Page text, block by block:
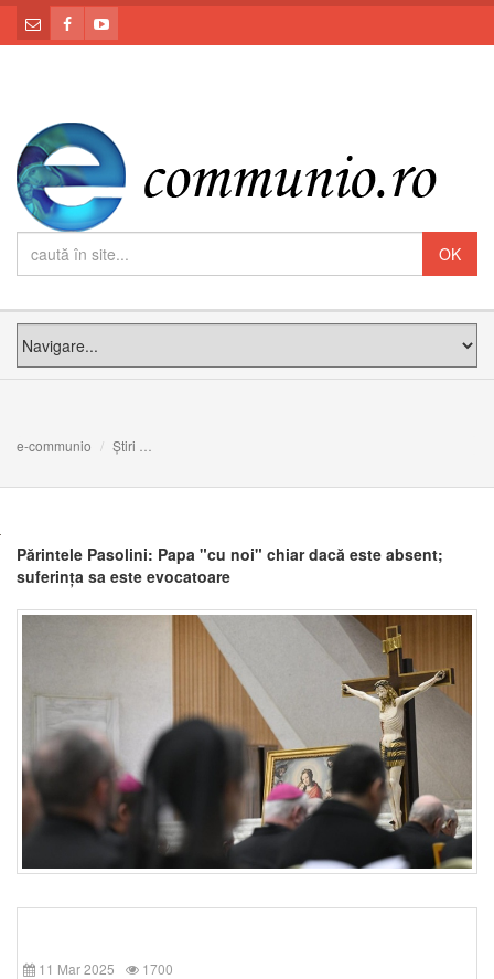
e-communio Știri
Părintele Pasolini: Papa "cu noi" chiar dacă este absent;
suferința sa este evocatoare
11 Mar 2025 1700